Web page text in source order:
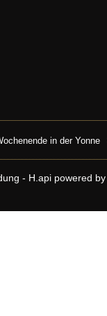
in der Yonne
- H.apipowered by